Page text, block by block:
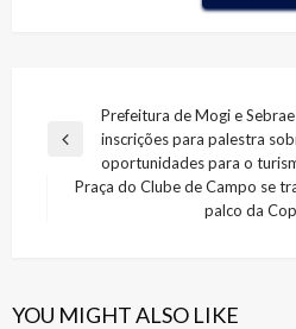
Navegação
de
Post
Previous
Prefeitura de Mogi e
inscrições para palestra
oportunidades para o
Praça do Clube de Campo se
palco da
YOU MIGHT ALSO LIKE